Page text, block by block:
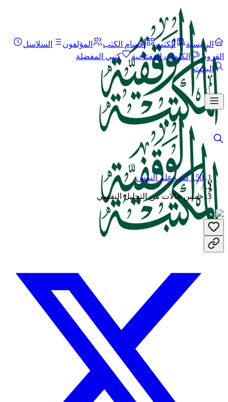
الرئيسية الكتب أقسام الكتب المؤلفون
السلاسل
القرون
الكلمات المفتاحية
كتبي المفضلة
البحث
150 كتب علم النفس
/
خمس حالات من التحليل النفسي